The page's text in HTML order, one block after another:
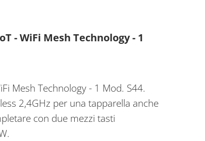
- WiFi Mesh Technology - 1
Mesh Technology - 1 Mod. S44.
2,4GHz per una tapparella anche
con due mezzi tasti